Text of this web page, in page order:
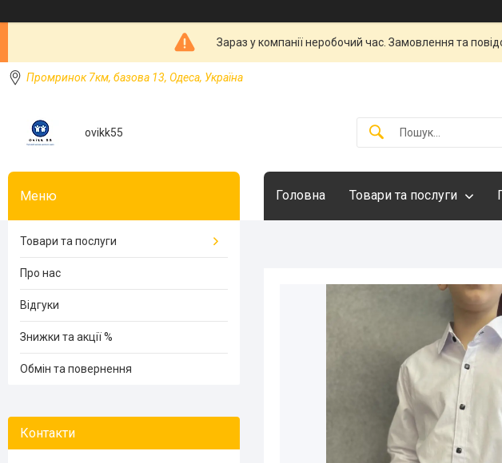
Зараз у компанії неробочий час. Замовлення та
Промринок 7км, базова 13, Одеса, Україна
ovikk55
Головна Товари та послуги
Товари та послуги
Про нас
Відгуки
Знижки та акції %
Обмін та повернення